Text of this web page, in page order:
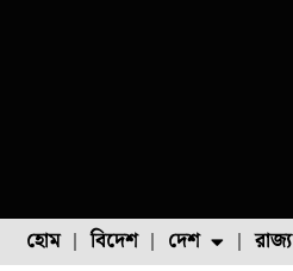
হোম বিদেশ দেশ রাজ্য